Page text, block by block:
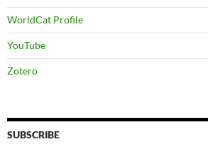
WorldCat Profile
YouTube
Zotero
SUBSCRIBE